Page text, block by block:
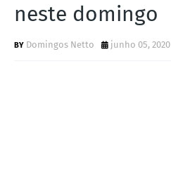
neste domingo
Domingos Netto junho 05, 2020